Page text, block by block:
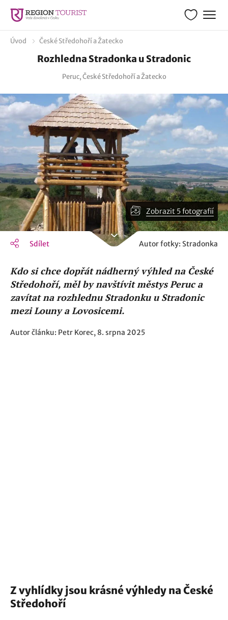
Úvod České Středohoří a Žatecko
Rozhledna Stradonka u Stradonic
Peruc, České Středohoří a Žatecko
Zobrazit 5 fotografií
Sdílet Autor fotky: Stradonka
Kdo si chce dopřát nádherný výhled na České
Středohoří, měl by navštívit městys Peruc a
zavítat na rozhlednu Stradonku u Stradonic
mezi Louny a Lovosicemi.
Autor článku: Petr Korec, 8. srpna 2025
Z vyhlídky jsou krásné výhledy na České
Středohoří